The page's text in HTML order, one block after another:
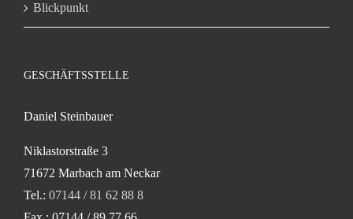
Blickpunkt
GESCHÄFTSSTELLE
Daniel Steinbauer
Niklastorstraße 3
71672 Marbach am Neckar
Tel.: 07144 / 81 62 88 8